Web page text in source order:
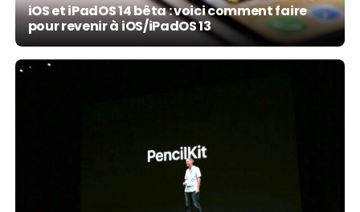
iOS et iPadOS 14 bêta : voici comment faire
pour revenir à iOS/iPadOS 13